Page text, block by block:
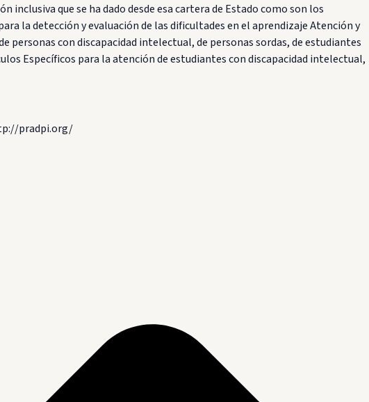
que se ha dado desde esa cartera de Estado como son los
la detección y evaluación de las dificultades en el aprendizaje Atención y
con discapacidad intelectual, de personas sordas, de estudiantes
Específicos para la atención de estudiantes con discapacidad intelectual,
pradpi.org/